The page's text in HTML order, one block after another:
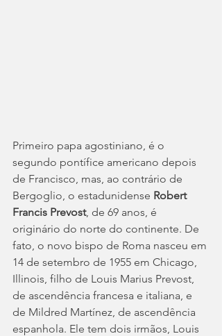
Primeiro papa agostiniano, é o
segundo pontífice americano depois
de Francisco, mas, ao contrário de
Bergoglio, o estadunidense Robert
Francis Prevost, de 69 anos, é
originário do norte do continente. De
fato, o novo bispo de Roma nasceu em
14 de setembro de 1955 em Chicago,
Illinois, filho de Louis Marius Prevost,
de ascendência francesa e italiana, e
de Mildred Martínez, de ascendência
espanhola. Ele tem dois irmãos, Louis